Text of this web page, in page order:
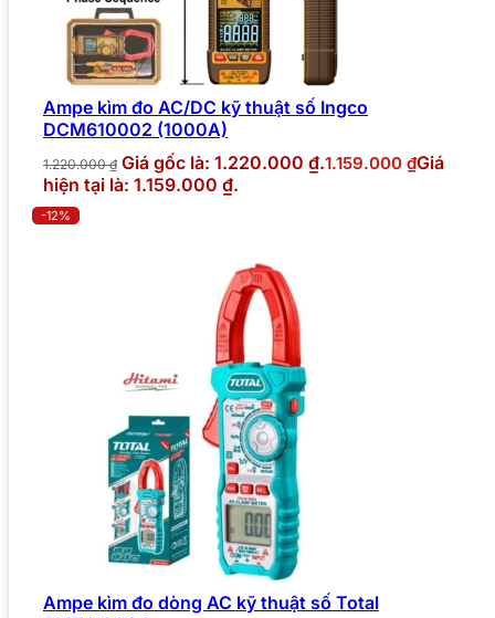
Ampe kìm đo AC/DC kỹ thuật số Ingco
DCM610002 (1000A)
1.220.000₫ Giá gốc là: 1.220.000 ₫.1.159.000 ₫Giá
hiện tại là: 1.159.000 ₫.
-12%
Ampe kìm đo dòng AC kỹ thuật số Total